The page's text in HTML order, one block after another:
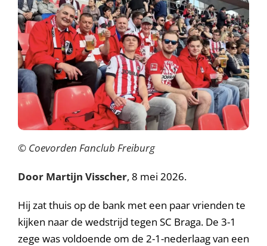
© Coevorden Fanclub Freiburg
Door Martijn Visscher, 8 mei 2026.
Hij zat thuis op de bank met een paar vrienden te
kijken naar de wedstrijd tegen SC Braga. De 3-1
zege was voldoende om de 2-1-nederlaag van een